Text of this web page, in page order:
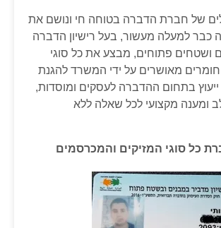
של חברת הדברה בטוחה חי ונושם את
כבר למעלה מעשור, בעל רישיון הדברה
ושטחים פתוחים, מבצע את כל סוגי
מאושרים על ידי המשרד להגנת
בתחום ההדברה לעסקים ומוסדות,
ומענה מקצועי לכל שאלה ללא
כל סוגי המזיקים והמכרסמים